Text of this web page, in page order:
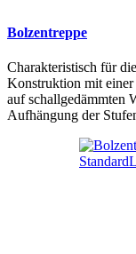
Bolzentreppe
Charakteristisch für
Konstruktion mit einer
auf schallgedämmten
Aufhängung der